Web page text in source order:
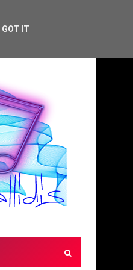
MARIANTHI - ΤΕΛΟΣ & ΑΡΧΗ
GOT IT